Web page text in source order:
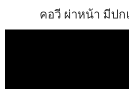
คอวี ผ่าหน้า มีป